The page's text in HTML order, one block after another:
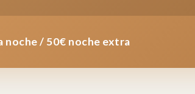
noche / 50€ noche extra